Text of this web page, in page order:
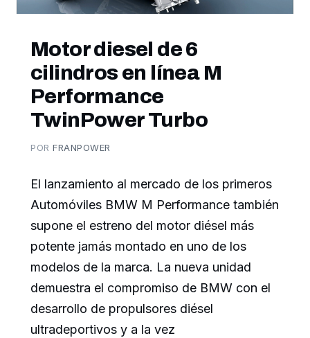
Motor diesel de 6
cilindros en línea M
Performance
TwinPower Turbo
PORFRANPOWER
El lanzamiento al mercado de los primeros
Automóviles BMW M Performance también
supone el estreno del motor diésel más
potente jamás montado en uno de los
modelos de la marca. La nueva unidad
demuestra el compromiso de BMW con el
desarrollo de propulsores diésel
ultradeportivos y a la vez